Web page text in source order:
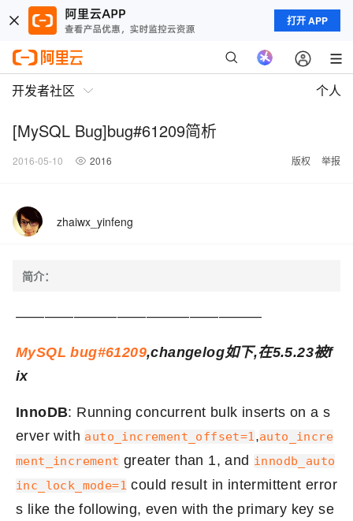
打开 APP
开发者社区 个人
[MySQL Bug]bug#61209简析
2016-05-10 2016 版权 举报
zhaiwx_yinfeng
简介：
—————————————————
MySQL bug#61209,changelog如下,在5.5.23被f
ix
InnoDB: Running concurrent bulk inserts on a s
erver with auto_increment_offset=1,auto_incre
ment_increment greater than 1, and innodb_auto
inc_lock_mode=1 could result in intermittent error
s like the following, even with the primary key se